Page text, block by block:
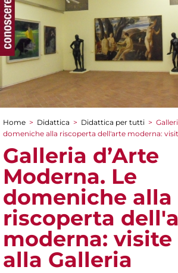
Tu sei qui
Home > Didattica > Didattica per tutti >
domeniche alla riscoperta dell'arte moderna:
Galleria d’Arte
Moderna. Le
domeniche alla
riscoperta
moderna:
alla Galleria